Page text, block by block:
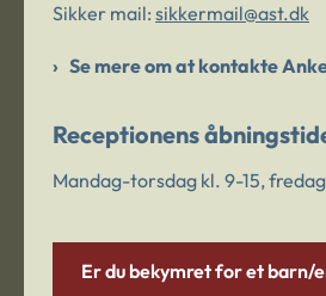
Sikker mail: sikkermail@ast.dk
Se mere om at kontakte
Receptionens
Mandag-torsdag kl. 9-15,
Er du bekymret for et barn/